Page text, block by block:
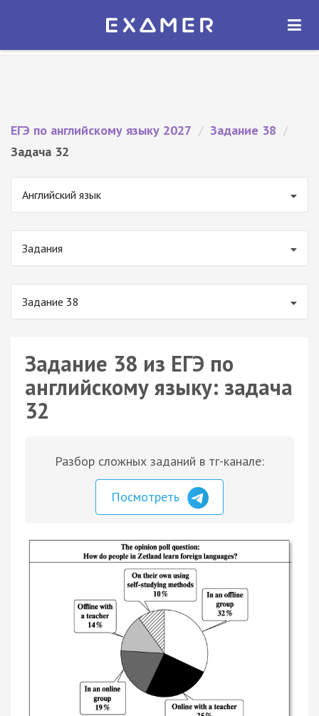
Экзамер — ЕГЭ 2027
ОТКРЫТЬ
ЕГЭ по английскому языку 2027 / Задание 38 /
Задача 32
Английский язык
Задания
Задание 38
Задание 38 из ЕГЭ по
английскому языку: задача
32
Разбор сложных заданий в тг-канале:
Посмотреть